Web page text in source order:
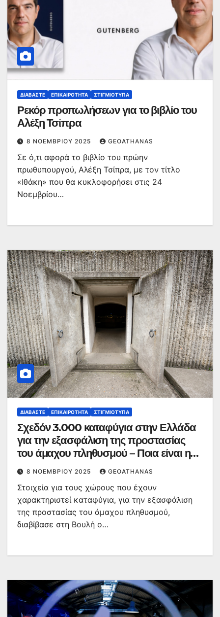
ΔΙΑΒΆΣΤΕ ΕΠΙΚΑΙΡΌΤΗΤΑ ΣΤΙΓΜΙΌΤΥΠΑ
Ρεκόρ προπωλήσεων για το βιβλίο του
Αλέξη Τσίπρα
8 ΝΟΕΜΒΡΊΟΥ 2025 GEOATHANAS
Σε ό,τι αφορά το βιβλίο του πρώην
πρωθυπουργού, Αλέξη Τσίπρα, με τον τίτλο
«Ιθάκη» που θα κυκλοφορήσει στις 24
Νοεμβρίου…
ΔΙΑΒΆΣΤΕ ΕΠΙΚΑΙΡΌΤΗΤΑ ΣΤΙΓΜΙΌΤΥΠΑ
Σχεδόν 3.000 καταφύγια στην Ελλάδα
για την εξασφάλιση της προστασίας
του άμαχου πληθυσμού – Ποια είναι η
χωρητικότητα τους
8 ΝΟΕΜΒΡΊΟΥ 2025 GEOATHANAS
Στοιχεία για τους χώρους που έχουν
χαρακτηριστεί καταφύγια, για την εξασφάλιση
της προστασίας του άμαχου πληθυσμού,
διαβίβασε στη Βουλή ο…